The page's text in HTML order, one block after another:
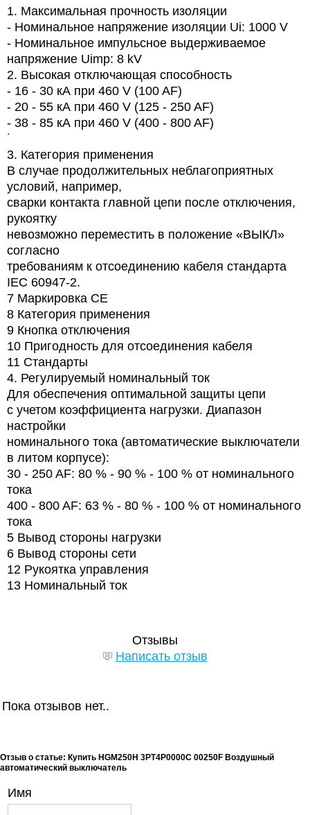
1. Максимальная прочность изоляции
- Номинальное напряжение изоляции Ui: 1000 V
- Номинальное импульсное выдерживаемое
напряжение Uimp: 8 kV
2. Высокая отключающая способность
- 16 - 30 кА при 460 V (100 AF)
- 20 - 55 кА при 460 V (125 - 250 AF)
- 38 - 85 кА при 460 V (400 - 800 AF)
˙
3. Категория применения
В случае продолжительных неблагоприятных
условий, например,
сварки контакта главной цепи после отключения,
рукоятку
невозможно переместить в положение «ВЫКЛ»
согласно
требованиям к отсоединению кабеля стандарта
IEC 60947-2.
7 Маркировка СЕ
8 Категория применения
9 Кнопка отключения
10 Пригодность для отсоединения кабеля
11 Стандарты
4. Регулируемый номинальный ток
Для обеспечения оптимальной защиты цепи
с учетом коэффициента нагрузки. Диапазон
настройки
номинального тока (автоматические выключатели
в литом корпусе):
30 - 250 AF: 80 % - 90 % - 100 % от номинального
тока
400 - 800 AF: 63 % - 80 % - 100 % от номинального
тока
5 Вывод стороны нагрузки
6 Вывод стороны сети
12 Рукоятка управления
13 Номинальный ток
Отзывы
Написать отзыв
Пока отзывов нет..
Отзыв о статье: Купить HGM250H 3PT4P0000C 00250F Воздушный
автоматический выключатель
Имя